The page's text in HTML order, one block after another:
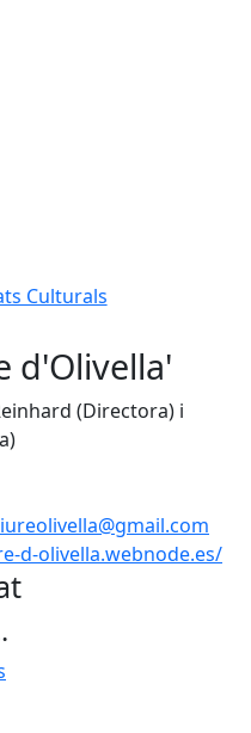
Culturals
d'Olivella'
(Directora) i
d-olivella.webnode.es/